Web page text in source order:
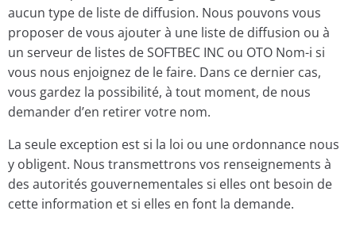
aucun type de liste de diffusion. Nous pouvons vous
proposer de vous ajouter à une liste de diffusion ou à
un serveur de listes de SOFTBEC INC ou OTO Nom-i si
vous nous enjoignez de le faire. Dans ce dernier cas,
vous gardez la possibilité, à tout moment, de nous
demander d’en retirer votre nom.
La seule exception est si la loi ou une ordonnance nous
y obligent. Nous transmettrons vos renseignements à
des autorités gouvernementales si elles ont besoin de
cette information et si elles en font la demande.